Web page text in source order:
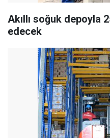
Akıllı soğuk depoyla
edecek